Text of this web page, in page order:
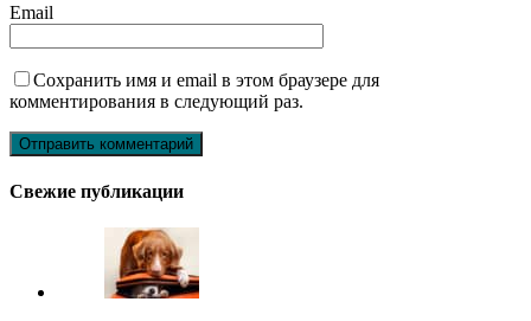
Email
Сохранить имя и email в этом браузере для
комментирования в следующий раз.
Свежие публикации